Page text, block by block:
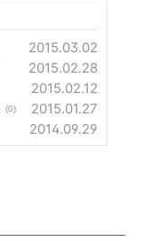
2015.03.02
2015.02.28
2015.02.12
(0) 2015.01.27
2014.09.29